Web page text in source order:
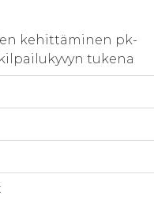
kehittäminen pk-
tukena